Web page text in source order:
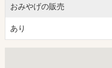
おみやげの販売
あり